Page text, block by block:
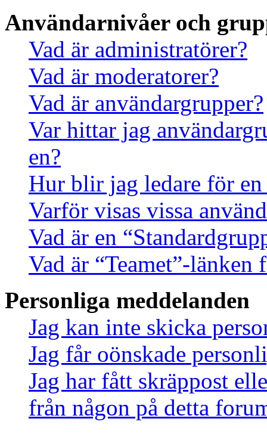
Användarnivåer och
Vad är administratörer?
Vad är moderatorer?
Vad är användargrupper?
Var hittar jag
en?
Hur blir jag ledare för en
Varför visas vissa
Vad är en
Vad är “Teamet”-länken
Personliga meddelanden
Jag kan inte skicka
Jag får oönskade
Jag har fått skräppost
från någon på detta